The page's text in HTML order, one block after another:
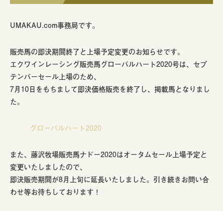
UMAKAU.com事務局です。
販売馬の即決期間終了と上場予定変更のお知らせです。
エクワインレーシング販売馬グローバルハート2020号は、セプ
テンバーセール上場のため、
7月10日をもちまして即決価格販売を終了し、掲載馬となりまし
た。
グローバルハート2020
また、藤沢牧場販売馬ナドー2020はオータムセール上場予定と
変更いたしましたので、
即決販売期間が8月上旬に延長いたしました。引き続きお問い合
わせ等お待ちしております！